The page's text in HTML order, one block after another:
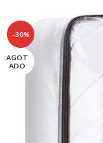
-30%
AGOT
ADO